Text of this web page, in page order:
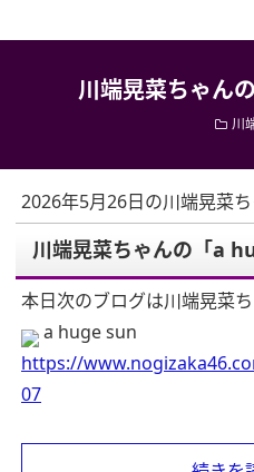
川端晃菜ちゃん
川
2026年5月26日の川端晃菜
川端晃菜ちゃんの「a
本日次のブログは川端晃菜ち
a huge sun
https://
07